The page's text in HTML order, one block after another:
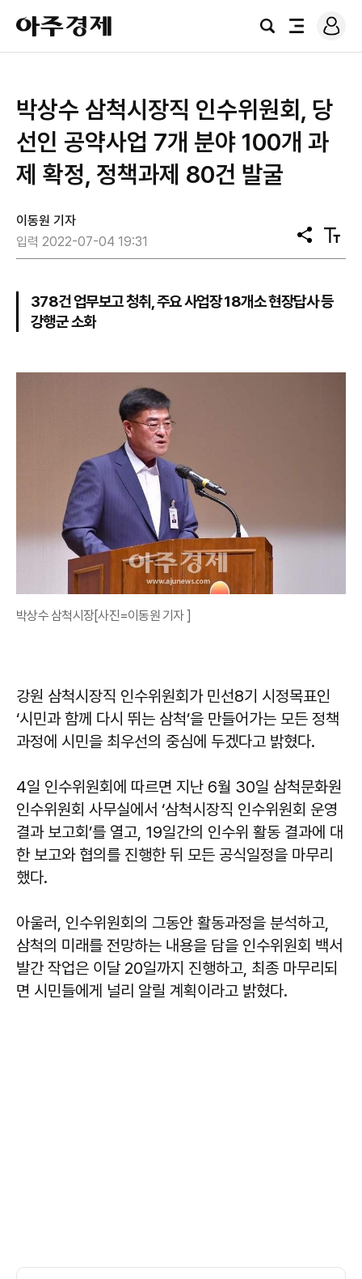
아
주
경
검
전
로
그
박상수 삼척시장직 인수위원회, 당
선인 공약사업 7개 분야 100개 과
제 확정, 정책과제 80건 발굴
이동원 기자
입력 2022-07-04 19:31
공
유
텍
스
기
378건 업무보고 청취, 주요 사업장 18개소 현장답사 등
강행군 소화
박상수 삼척시장[사진=이동원 기자 ]
강원 삼척시장직 인수위원회가 민선8기 시정목표인
‘시민과 함께 다시 뛰는 삼척’을 만들어가는 모든 정책
과정에 시민을 최우선의 중심에 두겠다고 밝혔다.
4일 인수위원회에 따르면 지난 6월 30일 삼척문화원
인수위원회 사무실에서 ‘삼척시장직 인수위원회 운영
결과 보고회’를 열고, 19일간의 인수위 활동 결과에 대
한 보고와 협의를 진행한 뒤 모든 공식일정을 마무리
했다.
아울러, 인수위원회의 그동안 활동과정을 분석하고,
삼척의 미래를 전망하는 내용을 담을 인수위원회 백서
발간 작업은 이달 20일까지 진행하고, 최종 마무리되
면 시민들에게 널리 알릴 계획이라고 밝혔다.